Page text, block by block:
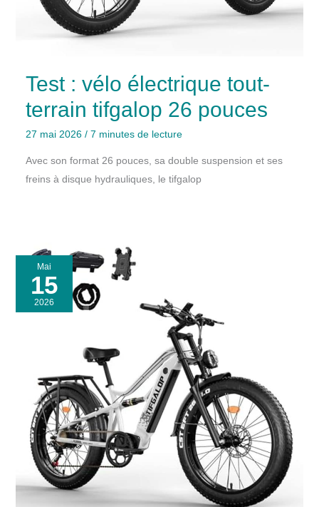
Test : vélo électrique tout-
terrain tifgalop 26 pouces
27 mai 2026 / 7 minutes de lecture
Avec son format 26 pouces, sa double suspension et ses
freins à disque hydrauliques, le tifgalop
Mai
15
2026